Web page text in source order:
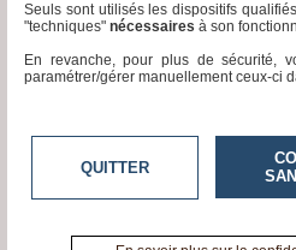
Page 4 / 20
tvlocale.fr
Contactez-nous
Seuls sont utilisés les dispositifs
"techniques" nécessaires à son
En revanche, pour plus de sécurité,
paramétrer/gérer manuellement ceux-ci
QUITTER